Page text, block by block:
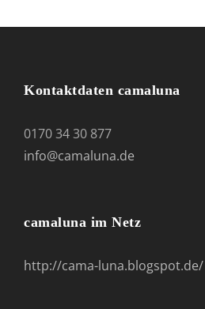
Kontaktdaten camaluna
0170 34 30 877
info@camaluna.de
camaluna im Netz
http://cama-luna.blogspot.de/